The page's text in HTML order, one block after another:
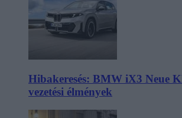
Hibakeresés: BMW iX3 Neue
vezetési élmények